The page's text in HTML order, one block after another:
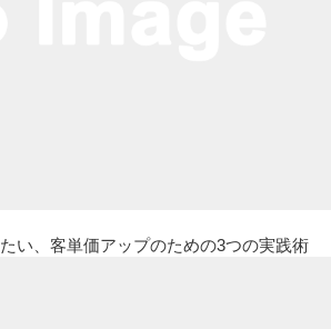
い、客単価アップのための3つの実践術